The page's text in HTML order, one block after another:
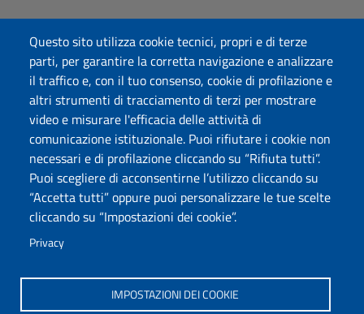
Questo sito utilizza cookie tecnici, propri e di terze
parti, per garantire la corretta navigazione e analizzare
il traffico e, con il tuo consenso, cookie di profilazione e
altri strumenti di tracciamento di terzi per mostrare
video e misurare l'efficacia delle attività di
comunicazione istituzionale. Puoi rifiutare i cookie non
necessari e di profilazione cliccando su “Rifiuta tutti”.
Puoi scegliere di acconsentirne l’utilizzo cliccando su
“Accetta tutti” oppure puoi personalizzare le tue scelte
cliccando su “Impostazioni dei cookie”.
Privacy
IMPOSTAZIONI DEI COOKIE
Università degli Studi di Sassari
Struttura di Raccordo
Facoltà di Medicina e Chirurgia
Viale San Pietro 43/B, 07100 Sassari
Fax 079 228213
www.uniss.it
Dichiarazione di accessibilità
Posta elettronica @uniss.it
Protocollo
Seguici su